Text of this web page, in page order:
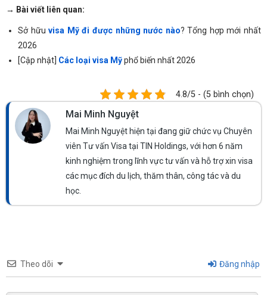
→ Bài viết liên quan:
Sở hữuvisa Mỹ đi được những nước nào? Tổng hợp mới nhất
2026
[Cập nhật] Các loại visa Mỹphổ biến nhất 2026
4.8/5 - (5 bình chọn)
Mai Minh Nguyệt
Mai Minh Nguyệt hiện tại đang giữ chức vụ Chuyên
viên Tư vấn Visa tại TIN Holdings, với hơn 6 năm
kinh nghiệm trong lĩnh vực tư vấn và hỗ trợ xin visa
các mục đích du lịch, thăm thân, công tác và du
học.
Theo dõi Đăng nhập